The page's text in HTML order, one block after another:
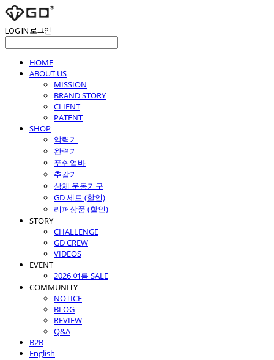
LOG IN로그인
HOME
ABOUT US
MISSION
BRAND STORY
CLIENT
PATENT
SHOP
악력기
완력기
푸쉬업바
추감기
상체 운동기구
GD 세트 (할인)
리퍼상품 (할인)
STORY
CHALLENGE
GD CREW
VIDEOS
EVENT
2026 여름 SALE
COMMUNITY
NOTICE
BLOG
REVIEW
Q&A
B2B
English